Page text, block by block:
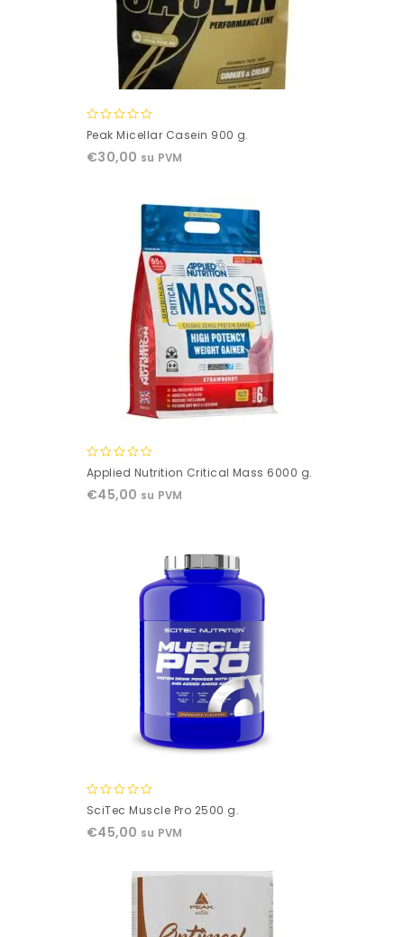
0
of
Peak Micellar Casein 900 g.
€30,00 su PVM
0
of
Applied Nutrition Critical Mass 6000 g.
€45,00 su PVM
0
of
SciTec Muscle Pro 2500 g.
€45,00 su PVM